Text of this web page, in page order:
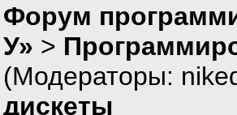
_CH =
_CL =
_DH =
_DL =
Форум
У» >
(Модераторы:
дискеты